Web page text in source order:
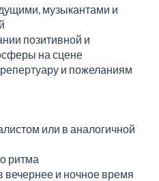
музыкантами и
позитивной и
на сцене
и пожеланиям
или в аналогичной
ритма
вечернее и ночное время